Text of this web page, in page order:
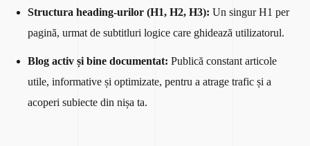
Structura heading-urilor (H1, H2, H3): Un singur H1 per
pagină, urmat de subtitluri logice care ghidează utilizatorul.
Blog activ și bine documentat: Publică constant articole
utile, informative și optimizate, pentru a atrage trafic și a
acoperi subiecte din nișa ta.